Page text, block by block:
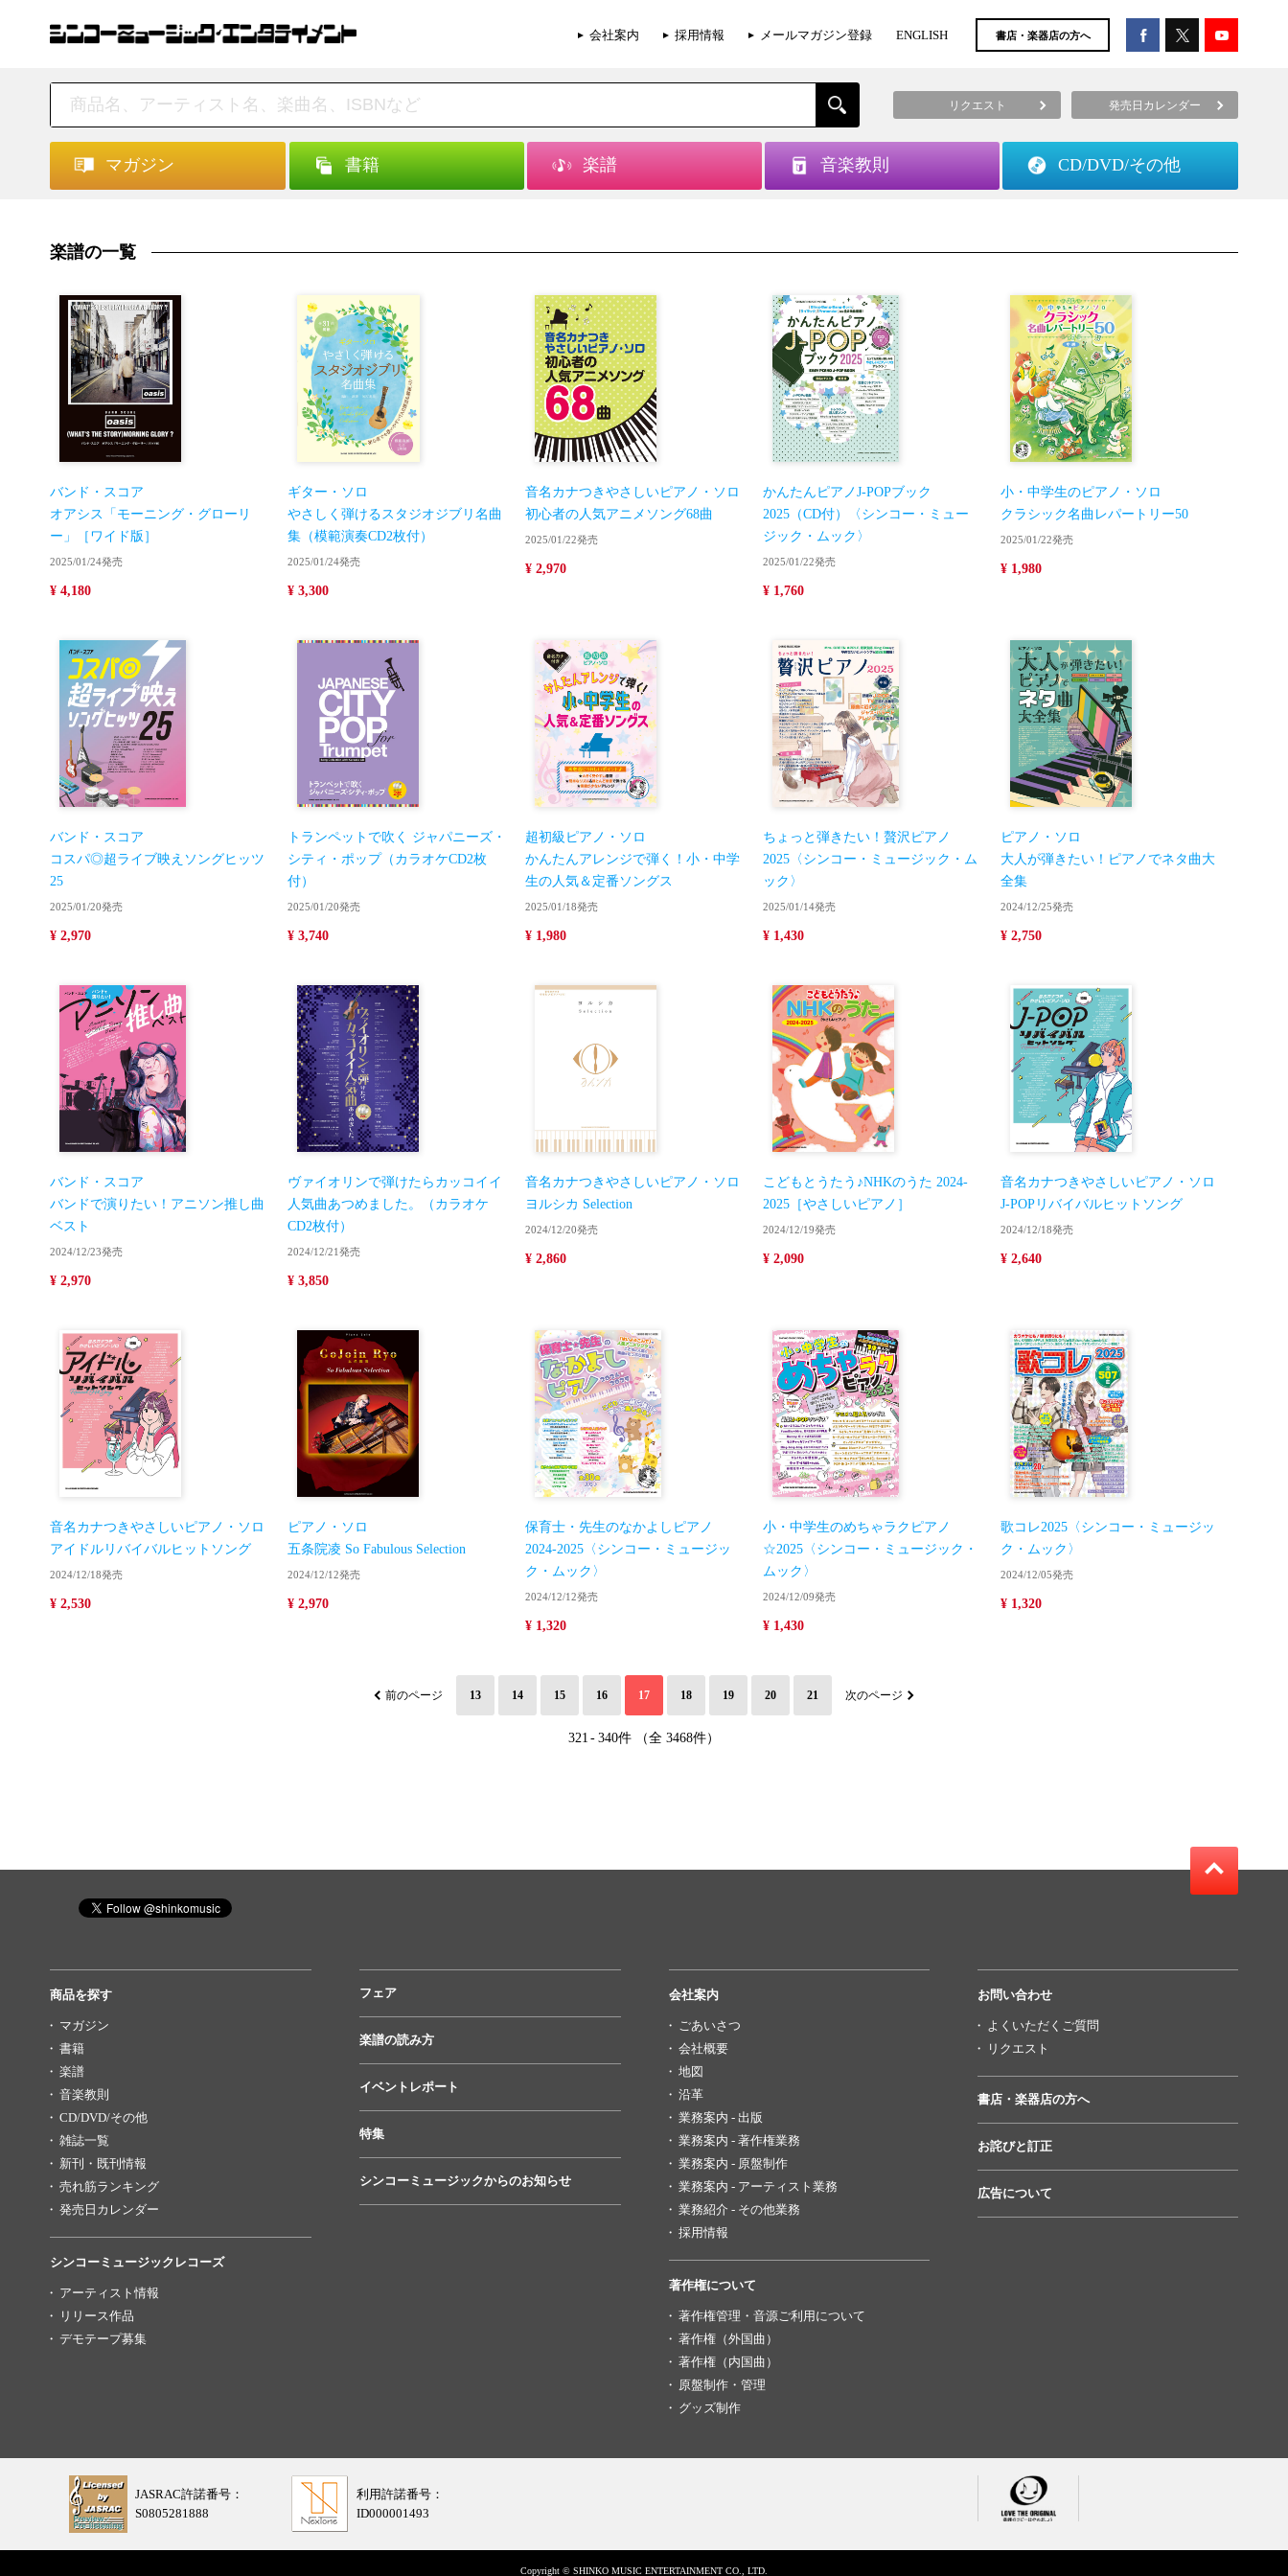
会社案内 採用情報 メールマガジン登録 ENGLISH 書店・楽器店の方へ
リクエスト 発売日カレンダー
マガジン 書籍 楽譜 音楽教則 CD/DVD/その他
楽譜の一覧
バンド・スコア
オアシス「モーニング・グローリ
ー」［ワイド版］
2025/01/24発売
¥ 4,180
ギター・ソロ
やさしく弾けるスタジオジブリ名曲
集（模範演奏CD2枚付）
2025/01/24発売
¥ 3,300
音名カナつきやさしいピアノ・ソロ
初心者の人気アニメソング68曲
2025/01/22発売
¥ 2,970
かんたんピアノJ-POPブック
2025（CD付）〈シンコー・ミュー
ジック・ムック〉
2025/01/22発売
¥ 1,760
小・中学生のピアノ・ソロ
クラシック名曲レパートリー50
2025/01/22発売
¥ 1,980
バンド・スコア
コスパ◎超ライブ映えソングヒッツ
25
2025/01/20発売
¥ 2,970
トランペットで吹く ジャパニーズ・
シティ・ポップ（カラオケCD2枚
付）
2025/01/20発売
¥ 3,740
超初級ピアノ・ソロ
かんたんアレンジで弾く！小・中学
生の人気＆定番ソングス
2025/01/18発売
¥ 1,980
ちょっと弾きたい！贅沢ピアノ
2025〈シンコー・ミュージック・ム
ック〉
2025/01/14発売
¥ 1,430
ピアノ・ソロ
大人が弾きたい！ピアノでネタ曲大
全集
2024/12/25発売
¥ 2,750
バンド・スコア
バンドで演りたい！アニソン推し曲
ベスト
2024/12/23発売
¥ 2,970
ヴァイオリンで弾けたらカッコイイ
人気曲あつめました。（カラオケ
CD2枚付）
2024/12/21発売
¥ 3,850
音名カナつきやさしいピアノ・ソロ
ヨルシカ Selection
2024/12/20発売
¥ 2,860
こどもとうたう♪NHKのうた 2024-
2025［やさしいピアノ］
2024/12/19発売
¥ 2,090
音名カナつきやさしいピアノ・ソロ
J-POPリバイバルヒットソング
2024/12/18発売
¥ 2,640
音名カナつきやさしいピアノ・ソロ
アイドルリバイバルヒットソング
2024/12/18発売
¥ 2,530
ピアノ・ソロ
五条院凌 So Fabulous Selection
2024/12/12発売
¥ 2,970
保育士・先生のなかよしピアノ
2024-2025〈シンコー・ミュージッ
ク・ムック〉
2024/12/12発売
¥ 1,320
小・中学生のめちゃラクピアノ
☆2025〈シンコー・ミュージック・
ムック〉
2024/12/09発売
¥ 1,430
歌コレ2025〈シンコー・ミュージッ
ク・ムック〉
2024/12/05発売
¥ 1,320
前のページ 13 14 15 16 17 18 19 20 21 次のページ
321 - 340件 （全 3468件）
商品を探す
マガジン
書籍
楽譜
音楽教則
CD/DVD/その他
雑誌一覧
新刊・既刊情報
売れ筋ランキング
発売日カレンダー
シンコーミュージックレコーズ
アーティスト情報
リリース作品
デモテープ募集
フェア
楽譜の読み方
イベントレポート
特集
シンコーミュージックからのお知らせ
会社案内
ごあいさつ
会社概要
地図
沿革
業務案内 - 出版
業務案内 - 著作権業務
業務案内 - 原盤制作
業務案内 - アーティスト業務
業務紹介 - その他業務
採用情報
著作権について
著作権管理・音源ご利用について
著作権（外国曲）
著作権（内国曲）
原盤制作・管理
グッズ制作
お問い合わせ
よくいただくご質問
リクエスト
書店・楽器店の方へ
お詫びと訂正
広告について
JASRAC許諾番号：
S0805281888
利用許諾番号：
ID000001493
Copyright © SHINKO MUSIC ENTERTAINMENT CO., LTD.